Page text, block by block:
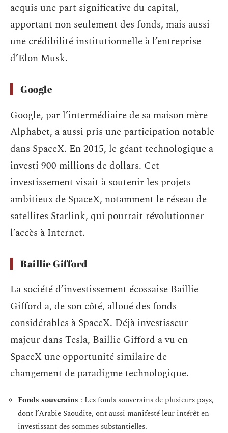
acquis une part significative du capital,
apportant non seulement des fonds, mais aussi
une crédibilité institutionnelle à l’entreprise
d’Elon Musk.
Google
Google, par l’intermédiaire de sa maison mère
Alphabet, a aussi pris une participation notable
dans SpaceX. En 2015, le géant technologique a
investi 900 millions de dollars. Cet
investissement visait à soutenir les projets
ambitieux de SpaceX, notamment le réseau de
satellites Starlink, qui pourrait révolutionner
l’accès à Internet.
Baillie Gifford
La société d’investissement écossaise Baillie
Gifford a, de son côté, alloué des fonds
considérables à SpaceX. Déjà investisseur
majeur dans Tesla, Baillie Gifford a vu en
SpaceX une opportunité similaire de
changement de paradigme technologique.
Fonds souverains : Les fonds souverains de plusieurs pays,
dont l’Arabie Saoudite, ont aussi manifesté leur intérêt en
investissant des sommes substantielles.